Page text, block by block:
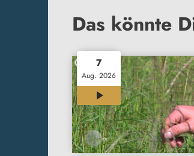
Das könnte
7
Aug. 2026
03:19